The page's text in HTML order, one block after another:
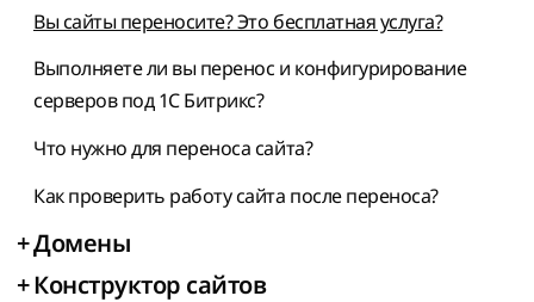
Вы сайты переносите? Это бесплатная услуга?
Выполняете ли вы перенос и конфигурирование
серверов под 1С Битрикс?
Что нужно для переноса сайта?
Как проверить работу сайта после переноса?
+Домены
+Конструктор сайтов